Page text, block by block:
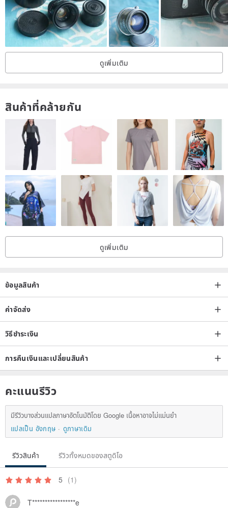
* มุมมองภาพ: 63 องศา
* รูรับแสงสัมพัทธ์: 1:2.8.
* เลนส์เคลือบที่มีสัญลักษณ์สีแดงรัสเซีย "n" (ดูเหมือน P=prosvetlenije
สัญลักษณ์นี้ถูกลบออกตั้งแต่ต้นปี 1960 เมื่อเลนส์รัสเซียทั้งหมดเคลือบ)
* การติดตั้ง: ดาบปลายปืนภายนอกชนิด Contax ใช้ได้กับกล้อง Kiev RF และ
* ความละเอียด (เส้นคู่ต่อ 1 มม.): ไม่น้อยกว่ากึ่งกลางและ 18 บนขอบเฟรม
* ฐานยึดฟิลเตอร์ : M 40.5 x 0.75 มม.
* ภาพวาดสีขาว
* กะทัดรัดและเบา
* ผลิตในปี พ.ศ. 2505
เรายินดีเป็นอย่างยิ่งที่จะต้อนรับผู้ประมูลจากต่างประเทศ!!!
เราจัดส่งสินค้าฟรีทั่วโลก!
สินค้าจะถูกจัดส่งทางไปรษณีย์ของรัสเซียทันทีเมื่อได้รับการชำระเงินของคุณ
เวลาในการจัดส่งส่วนใหญ่ประมาณ 2-3 สัปดาห์จะได้รับสินค้าเป็นพัสดุไปรษณีย์
ลงทะเบียนพร้อมหมายเลขติดตามพัสดุ (หรือโดยพัสดุไปรษณีย์ลงทะเบียนและ
เดือน.
หากคุณต้องการการจัดส่งที่รวดเร็วจริงๆ มี DHL และ UPS อยู่ที่นี่ แต่การจัด
ส่งกล้องโลหะ 35 มม. อาจมีราคามากกว่า 100 ดอลลาร์ ดังนั้นการขนส่ง
ประเภทนี้จึงไม่ค่อยได้ใช้
ดูเพิ่มเติม
สินค้าที่คล้ายกัน
ดูเพิ่มเติม
ข้อมูลสินค้า
ค่าจัดส่ง
วิธีชำระเงิน
การคืนเงินและเปลี่ยนสินค้า
คะแนนรีวิว
มีรีวิวบางส่วนแปลภาษาอัตโนมัติโดย Google เนื้อหาอาจไม่แม่นยำ
แปลเป็น อังกฤษ
ดูภาษาเดิม
รีวิวสินค้า รีวิวทั้งหมดของสตูดิโอ
5 (1)
T*****************e